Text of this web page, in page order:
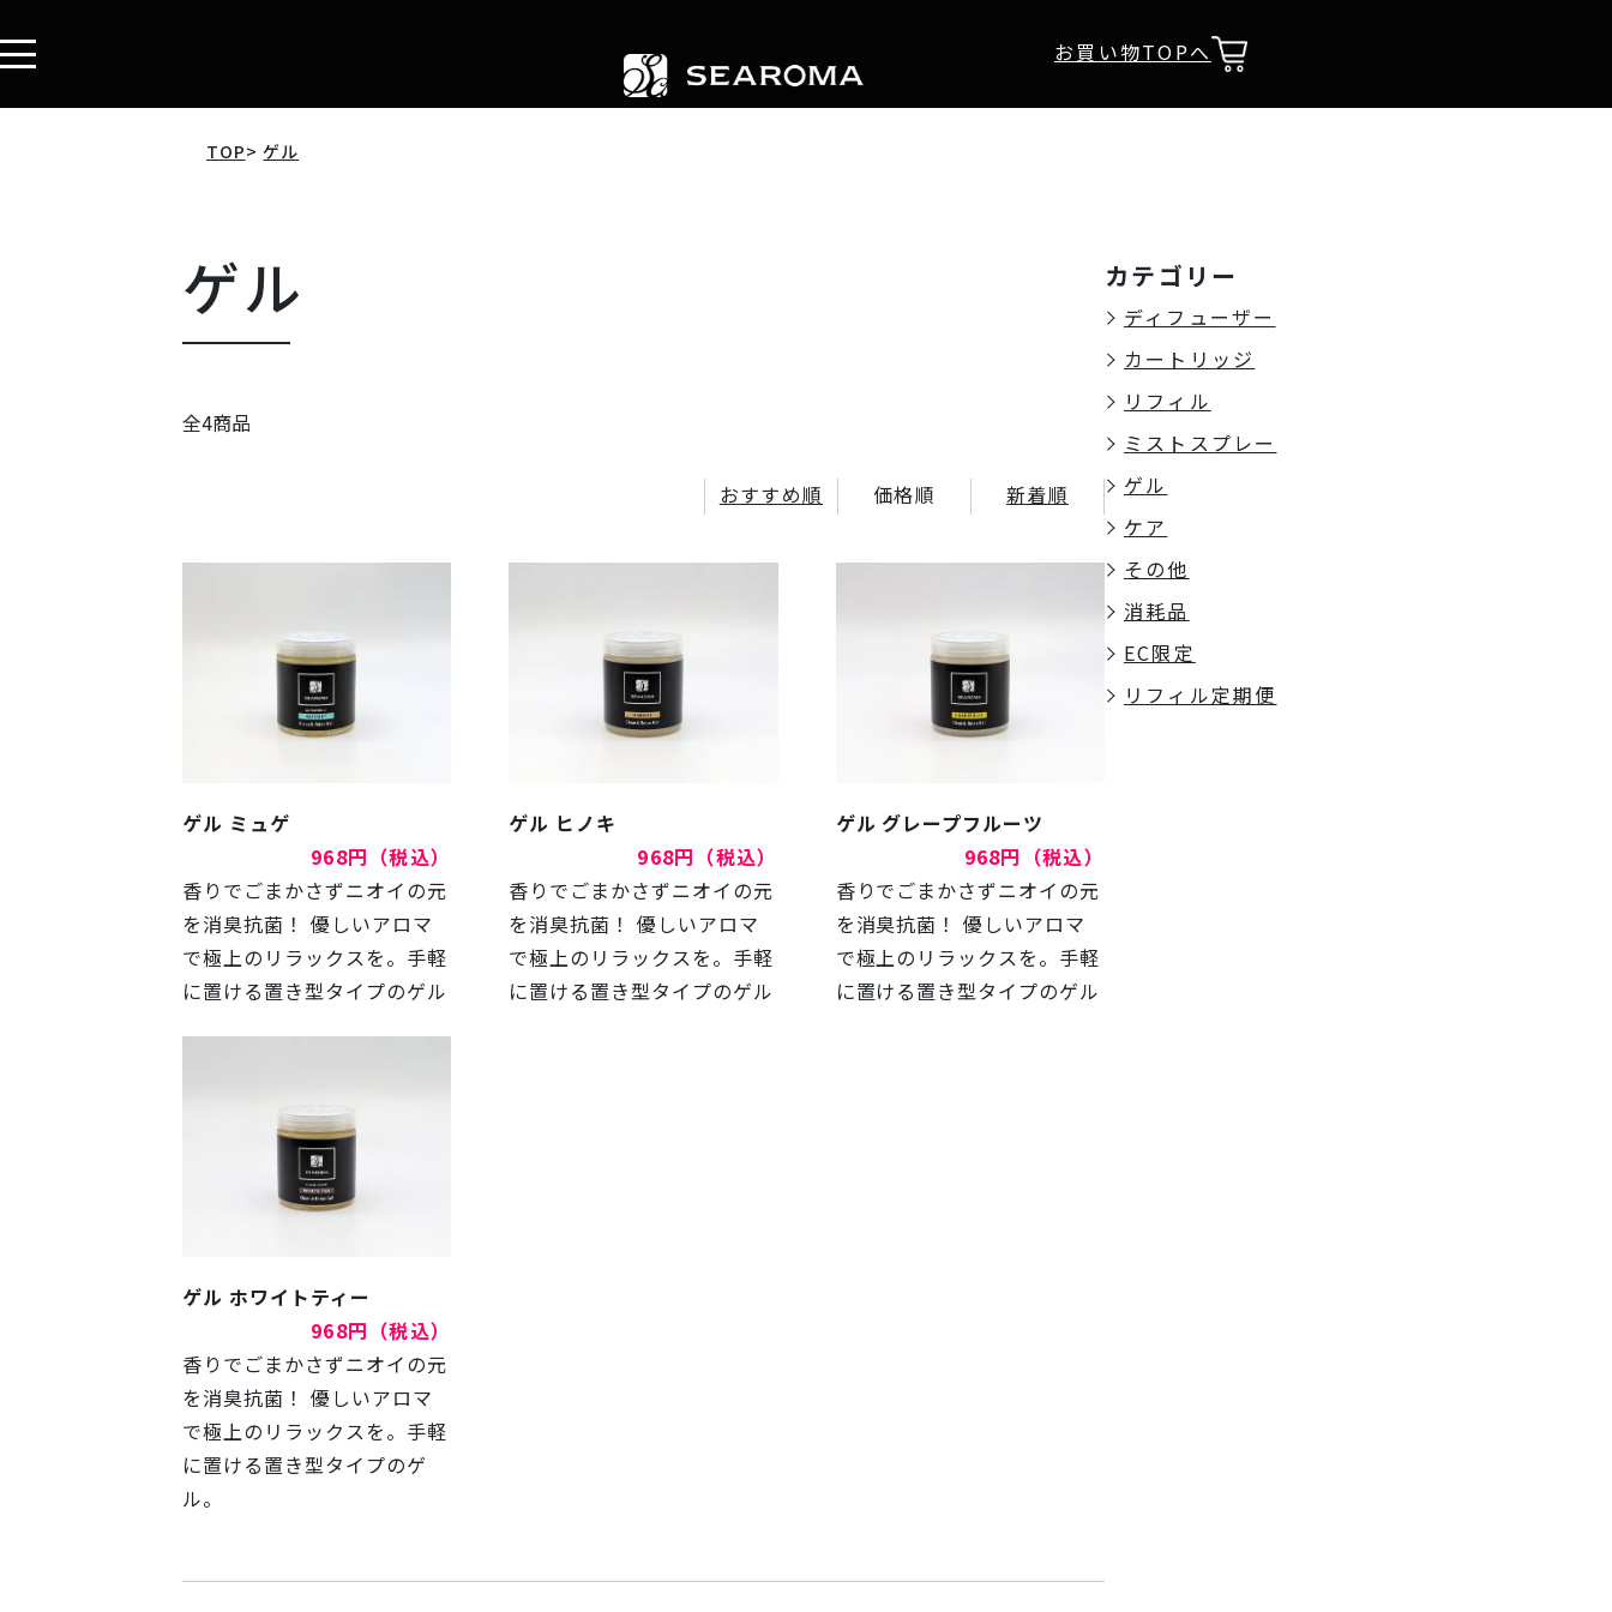
お買い物TOPへ
TOP ゲル
ゲル
全4商品
おすすめ順 価格順 新着順
ゲル ミュゲ
968円（税込）
香りでごまかさずニオイの元
を消臭抗菌！ 優しいアロマ
で極上のリラックスを。手軽
に置ける置き型タイプのゲル
ゲル ヒノキ
968円（税込）
香りでごまかさずニオイの元
を消臭抗菌！ 優しいアロマ
で極上のリラックスを。手軽
に置ける置き型タイプのゲル
ゲル グレープフルーツ
968円（税込）
香りでごまかさずニオイの元
を消臭抗菌！ 優しいアロマ
で極上のリラックスを。手軽
に置ける置き型タイプのゲル
ゲル ホワイトティー
968円（税込）
香りでごまかさずニオイの元
を消臭抗菌！ 優しいアロマ
で極上のリラックスを。手軽
に置ける置き型タイプのゲ
ル。
カテゴリー
ディフューザー
カートリッジ
リフィル
ミストスプレー
ゲル
ケア
その他
消耗品
EC限定
リフィル定期便